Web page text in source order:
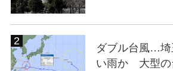
ダブル台風…埼
い雨か 大型の